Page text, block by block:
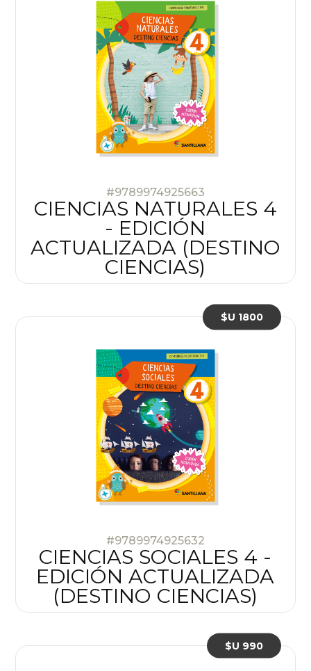
#9789974925663
CIENCIAS NATURALES 4
- EDICIÓN
ACTUALIZADA (DESTINO
CIENCIAS)
#9789974925632
CIENCIAS SOCIALES 4 -
EDICIÓN ACTUALIZADA
(DESTINO CIENCIAS)
$U 1800
$U 990